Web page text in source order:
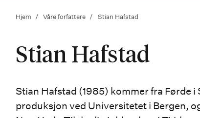
Hjem Våre forfattere Stian Hafstad
Stian Hafstad
Stian Hafstad (1985) kommer fra Førde
produksjon ved Universitetet i Bergen,